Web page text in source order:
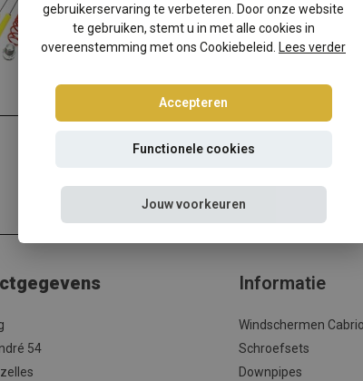
Skoda Fabia I/II/III verlagen? Kies dan voor deze Ta-
met de beste prijs/kwali...
Lees meer
54
Informatie
Windschermen Cabrio
Schroefsets
Downpipes
gebruikerservaring te verbeteren. Door onze website
te gebruiken, stemt u in met alle cookies in
overeenstemming met ons Cookiebeleid. Lees verder
Accepteren
Functionele cookies
Jouw voorkeuren